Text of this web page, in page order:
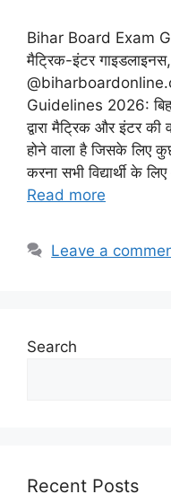
Bihar Board Exam
मैट्रिक-इंटर
Guidelines 2026:
द्वारा मैट्रिक और इंटर की
होने वाला है जिसके लिए
करना सभी विद्यार्थी के
Read more
Leave a
Search
Recent Posts